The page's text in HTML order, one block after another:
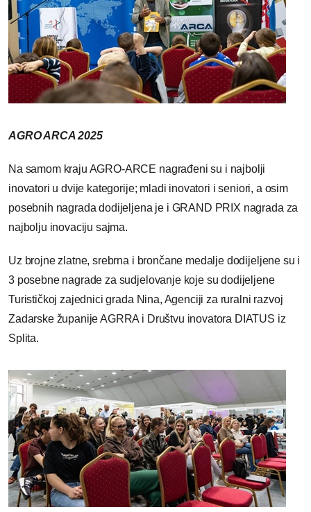
AGRO ARCA 2025
Na samom kraju AGRO-ARCE nagrađeni su i najbolji
inovatori u dvije kategorije; mladi inovatori i seniori, a osim
posebnih nagrada dodijeljena je i GRAND PRIX nagrada za
najbolju inovaciju sajma.
Uz brojne zlatne, srebrna i brončane medalje dodijeljene su i
3 posebne nagrade za sudjelovanje koje su dodijeljene
Turističkoj zajednici grada Nina, Agenciji za ruralni razvoj
Zadarske županije AGRRA i Društvu inovatora DIATUS iz
Splita.